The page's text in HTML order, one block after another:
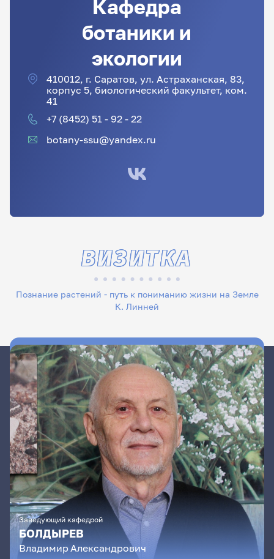
Кафедра
ботаники и
экологии
410012, г. Саратов, ул. Астраханская, 83,
корпус 5, биологический факультет, ком.
41
+7 (8452) 51 - 92 - 22
botany-ssu@yandex.ru
Познание растений - путь к пониманию жизни на Земле
К. Линней
ВИЗИТКА
Заведующий кафедрой
БОЛДЫРЕВ
Владимир Александрович